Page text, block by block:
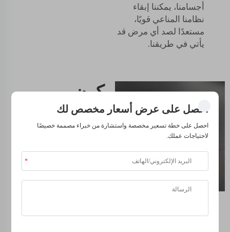
أجسامنا، يمكننا إبقاء
نظامنا المناعي قويًا،
مستعدًا لصد أي مرض قد
يأتي في طريقنا.
مكون
رئيسي في
الحفاظ على
صحة الشعر
والأظافر
احصل على عرض أسعار مخصص لك
احصل على خطة تسعير مخصصة واستشارة من خبراء مصممة خصيصًا
لاحتياجات عملك.